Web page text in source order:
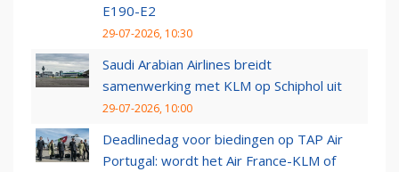
E190-E2
29-07-2026, 10:30
Saudi Arabian Airlines breidt
samenwerking met KLM op Schiphol uit
29-07-2026, 10:00
Deadlinedag voor biedingen op TAP Air
Portugal: wordt het Air France-KLM of